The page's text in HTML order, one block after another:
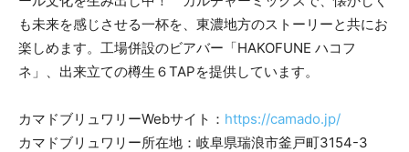
も未来を感じさせる一杯を、東濃地方のストーリーと共にお
楽しめます。工場併設のビアバー「HAKOFUNE ハコフ
ネ」、出来立ての樽生６TAPを提供しています。
カマドブリュワリーWebサイト： https://camado.jp/
カマドブリュワリー所在地：岐阜県瑞浪市釜戸町3154-3